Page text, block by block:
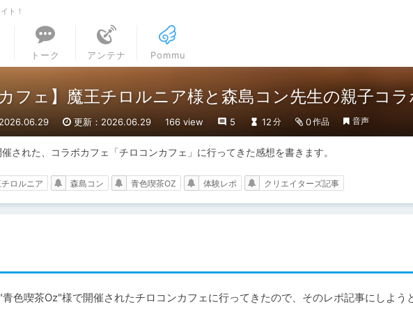
ト！
トーク アンテナ Pommu
カフェ】魔王チロルニア様と森島コン先生の親子コ
更新：2026.06.29 166 view 5 12 分 0作品 音声
された、コラボカフェ「チロコンカフェ」に行ってきた感想を書きます。
ロルニア 森島コン 青色喫茶OZ 体験レポ クリエイターズ記事
色喫茶Oz"様で開催されたチロコンカフェに行ってきたので、そのレポ記事にしよう